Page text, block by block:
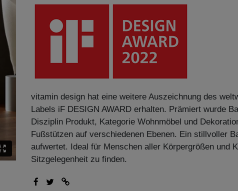
vitamin design hat eine weitere Auszeichnung des
Labels iF DESIGN AWARD erhalten. Prämiert wurde
Disziplin Produkt, Kategorie Wohnmöbel und
Fußstützen auf verschiedenen Ebenen. Ein stillvoller
aufwertet. Ideal für Menschen aller Körpergrößen und
Sitzgelegenheit zu finden.